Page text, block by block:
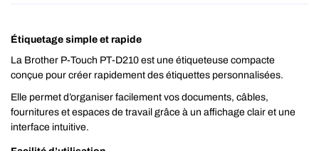
Étiquetage simple et rapide
La Brother P-Touch PT-D210 est une étiqueteuse compacte
conçue pour créer rapidement des étiquettes personnalisées.
Elle permet d’organiser facilement vos documents, câbles,
fournitures et espaces de travail grâce à un affichage clair et une
interface intuitive.